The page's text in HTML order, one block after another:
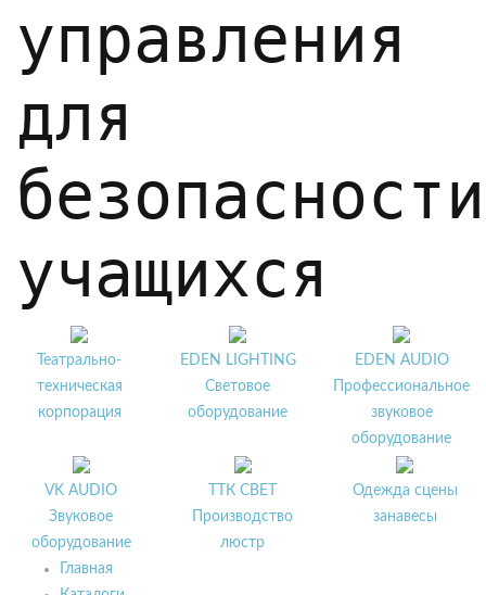
управления
для
безопасности
учащихся
Театрально-
техническая
корпорация
EDEN LIGHTING
Световое
оборудование
EDEN AUDIO
Профессиональное
звуковое
оборудование
VK AUDIO
Звуковое
оборудование
ТТК СВЕТ
Производство
люстр
Одежда сцены
занавесы
Главная